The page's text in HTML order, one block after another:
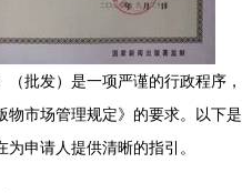
批发）是一项严谨的行政程序，
物市场管理规定》的要求。以下是
申请人提供清晰的指引。